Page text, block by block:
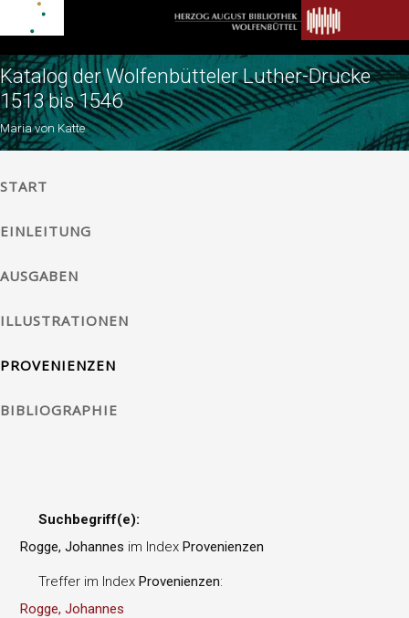
Katalog der Wolfenbütteler Luther-Drucke
1513 bis 1546
Maria von Katte
START
EINLEITUNG
AUSGABEN
ILLUSTRATIONEN
PROVENIENZEN
BIBLIOGRAPHIE
Suchbegriff(e):
Rogge, Johannes im IndexProvenienzen
Treffer im IndexProvenienzen:
Rogge, Johannes